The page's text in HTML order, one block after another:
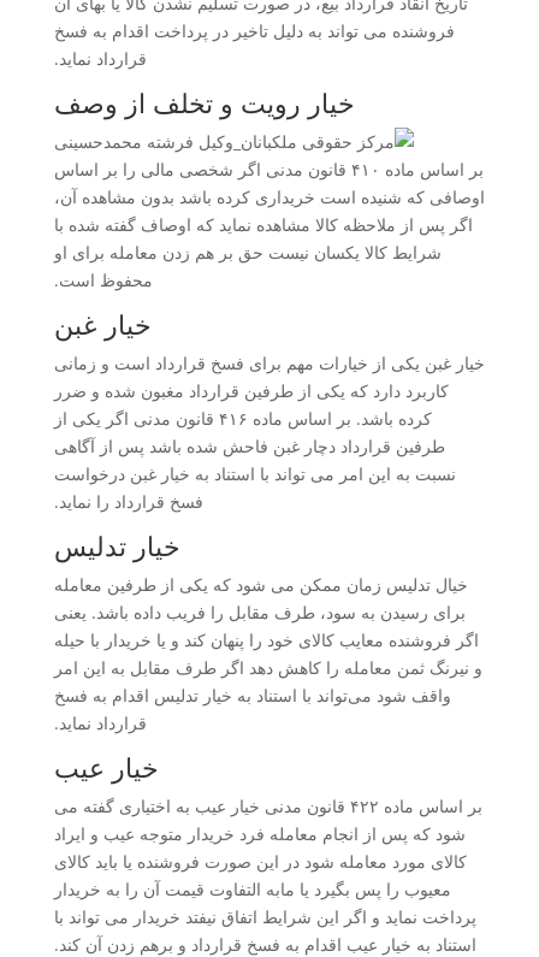
فروشنده می تواند به دلیل تاخیر در پرداخت اقدام به فسخ
قرارداد نماید.
خیار رویت و تخلف از وصف
بر اساس ماده ۴۱۰ قانون مدنی اگر شخصی مالی را بر اساس
اوصافی که شنیده است خریداری کرده باشد بدون مشاهده آن،
اگر پس از ملاحظه کالا مشاهده نماید که اوصاف گفته شده با
شرایط کالا یکسان نیست حق بر هم زدن معامله برای او
محفوظ است.
خیار غبن
خیار غبن یکی از خیارات مهم برای فسخ قرارداد است و زمانی
کاربرد دارد که یکی از طرفین قرارداد مغبون شده و ضرر
کرده باشد. بر اساس ماده ۴۱۶ قانون مدنی اگر یکی از
طرفین قرارداد دچار غبن فاحش شده باشد پس از آگاهی
نسبت به این امر می تواند با استناد به خیار غبن درخواست
فسخ قرارداد را نماید.
خیار تدلیس
خیال تدلیس زمان ممکن می شود که یکی از طرفین معامله
برای رسیدن به سود، طرف مقابل را فریب داده باشد. یعنی
اگر فروشنده معایب کالای خود را پنهان کند و یا خریدار با حیله
و نیرنگ ثمن معامله را کاهش دهد اگر طرف مقابل به این امر
واقف شود می‌تواند با استناد به خیار تدلیس اقدام به فسخ
قرارداد نماید.
خیار عیب
بر اساس ماده ۴۲۲ قانون مدنی خیار عیب به اختیاری گفته می
شود که پس از انجام معامله فرد خریدار متوجه عیب و ایراد
کالای مورد معامله شود در این صورت فروشنده یا باید کالای
معیوب را پس بگیرد یا مابه التفاوت قیمت آن را به خریدار
پرداخت نماید و اگر این شرایط اتفاق نیفتد خریدار می تواند با
استناد به خیار عیب اقدام به فسخ قرارداد و برهم زدن آن کند.